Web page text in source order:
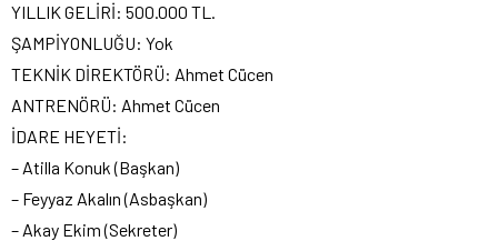
YILLIK GELİRİ: 500.000 TL.
ŞAMPİYONLUĞU: Yok
TEKNİK DİREKTÖRÜ: Ahmet Cücen
ANTRENÖRÜ: Ahmet Cücen
İDARE HEYETİ:
– Atilla Konuk (Başkan)
– Feyyaz Akalın (Asbaşkan)
– Akay Ekim (Sekreter)